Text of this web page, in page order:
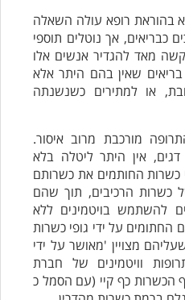
בהוראת רופא עולה השאלה
כבריאים, אך נוטלים תוספי
קשה מאד להגדיר אנשים אלו
בריאים שאין בהם היתר אלא
או למתירים כשנשנתה
מורכבת מרוב איסור.
אין היתר ליטלה בלא
כשרות החותמים את כשרותם
כשרות הרכיבים, תוך שהם
להשתמש בויטמינים ללא
החתומים על ידי גופי כשרות
מצויין 'מאושר על ידי
וויטמינים של חברת
הכשרות כף קיי (עם הסמל כ